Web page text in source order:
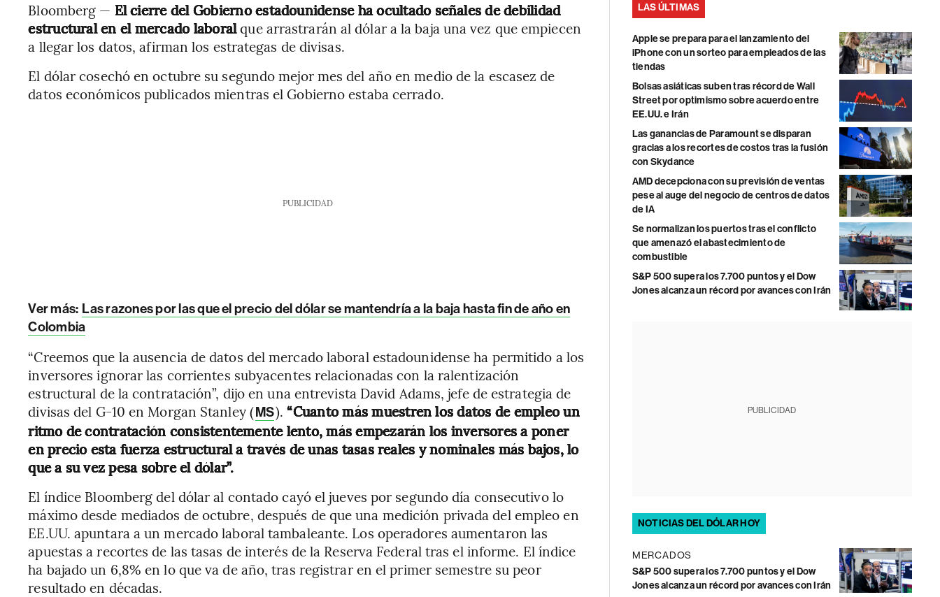
Bloomberg — El cierre del Gobierno estadounidense ha ocultado señales de debilidad
estructural en el mercado laboralque arrastrarán al dólar a la baja una vez que empiecen
a llegar los datos, afirman los estrategas de divisas.
El dólar cosechó en octubre su segundo mejor mes del año en medio de la escasez de
datos económicos publicados mientras el Gobierno estaba cerrado.
PUBLICIDAD
Ver más: Las razones por las que el precio del dólar se mantendría a la baja hasta fin de año en
Colombia
“Creemos que la ausencia de datos del mercado laboral estadounidense ha permitido a los
inversores ignorar las corrientes subyacentes relacionadas con la ralentización
estructural de la contratación”, dijo en una entrevista David Adams, jefe de estrategia de
divisas del G-10 en Morgan Stanley (MS).“Cuanto más muestren los datos de empleo un
ritmo de contratación consistentemente lento, más empezarán los inversores a poner
en precio esta fuerza estructural a través de unas tasas reales y nominales más bajos, lo
que a su vez pesa sobre el dólar”.
El índice Bloomberg del dólar al contado cayó el jueves por segundo día consecutivo lo
máximo desde mediados de octubre, después de que una medición privada del empleo en
EE.UU. apuntara a un mercado laboral tambaleante. Los operadores aumentaron las
apuestas a recortes de las tasas de interés de la Reserva Federal tras el informe. El índice
ha bajado un 6,8% en lo que va de año, tras registrar en el primer semestre su peor
resultado en décadas.
LAS ÚLTIMAS
Apple se prepara para el lanzamiento del
iPhone con un sorteo para empleados de las
tiendas
Bolsas asiáticas suben tras récord de Wall
Street por optimismo sobre acuerdo entre
EE.UU. e Irán
Las ganancias de Paramount se disparan
gracias a los recortes de costos tras la fusión
con Skydance
AMD decepciona con su previsión de ventas
pese al auge del negocio de centros de datos
de IA
Se normalizan los puertos tras el conflicto
que amenazó el abastecimiento de
combustible
S&P 500 supera los 7.700 puntos y el Dow
Jones alcanza un récord por avances con Irán
PUBLICIDAD
NOTICIAS DEL DÓLAR HOY
MERCADOS
S&P 500 supera los 7.700 puntos y el Dow
Jones alcanza un récord por avances con Irán